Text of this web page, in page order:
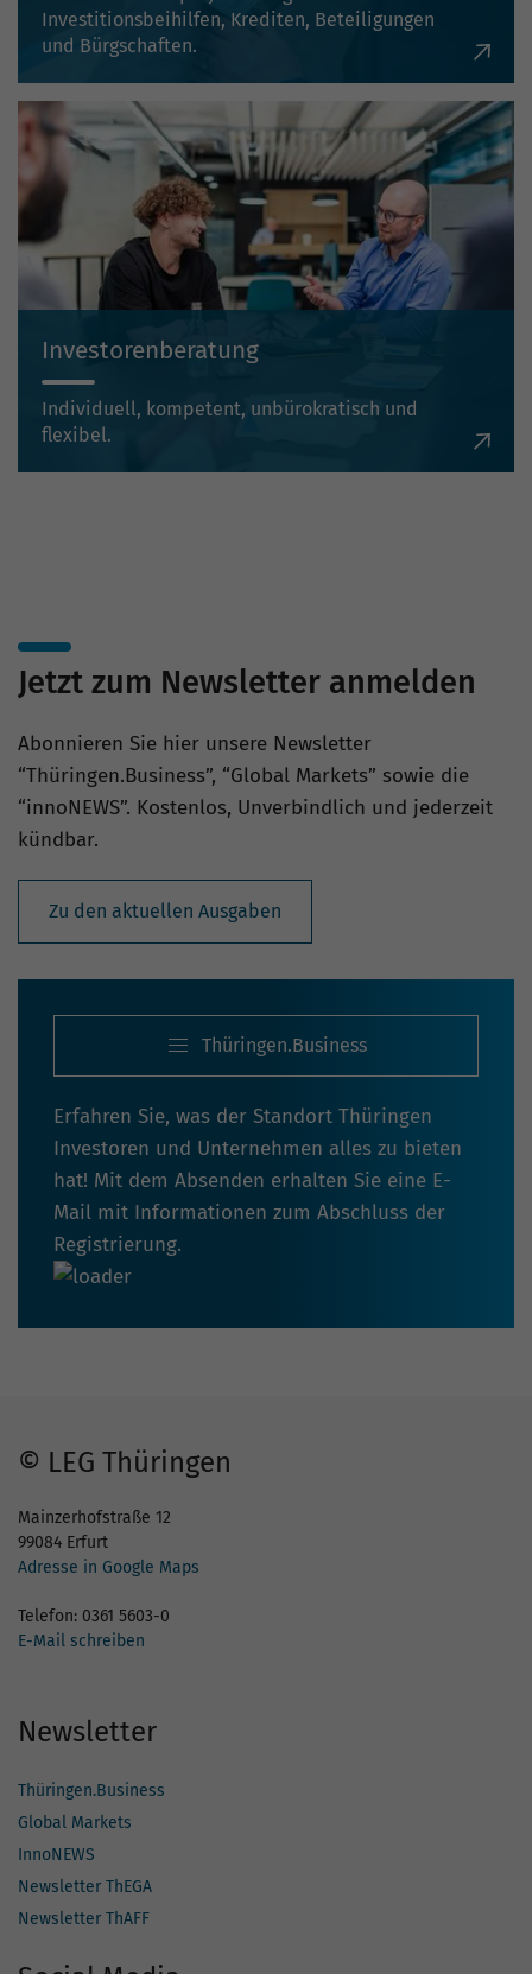
Investitionsbeihilfen, Krediten, Beteiligungen
und Bürgschaften.
Investorenberatung
Individuell, kompetent, unbürokratisch und
flexibel.
Jetzt zum Newsletter anmelden
Abonnieren Sie hier unsere Newsletter
“Thüringen.Business”, “Global Markets” sowie die
“innoNEWS”. Kostenlos, Unverbindlich und jederzeit
kündbar.
Zu den aktuellen Ausgaben
Thüringen.Business
Erfahren Sie, was der Standort Thüringen
Investoren und Unternehmen alles zu bieten
hat! Mit dem Absenden erhalten Sie eine E-
Mail mit Informationen zum Abschluss der
Registrierung.
© LEG Thüringen
Mainzerhofstraße 12
99084 Erfurt
Adresse in Google Maps
Telefon: 0361 5603-0
E-Mail schreiben
Newsletter
Thüringen.Business
Global Markets
InnoNEWS
Newsletter ThEGA
Newsletter ThAFF